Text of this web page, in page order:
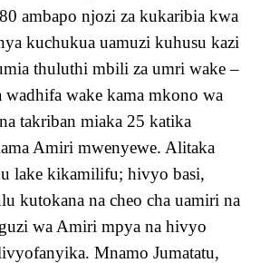
ambapo njozi za kukaribia kwa
kuchukua uamuzi kuhusu kazi
thuluthi mbili za umri wake –
wadhifa wake kama mkono wa
takriban miaka 25 katika
Amiri mwenyewe. Alitaka
lake kikamilifu; hivyo basi,
kutokana na cheo cha uamiri na
wa Amiri mpya na hivyo
Mnamo Jumatatu,